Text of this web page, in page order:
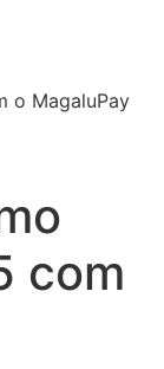
o MagaluPay
com